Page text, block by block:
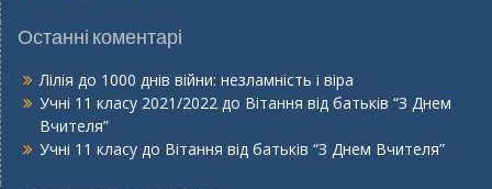
Останні коментарі
Лілія до 1000 днів війни: незламність і віра
Учні 11 класу 2021/2022 до Вітання від батьків “З Днем
Вчителя”
Учні 11 класу до Вітання від батьків “З Днем Вчителя”